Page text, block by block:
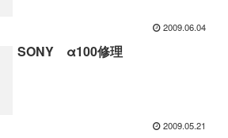
2009.06.04
SONY α100修理
2009.05.21